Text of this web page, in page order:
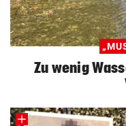
Zu wenig